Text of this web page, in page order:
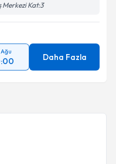
Merkezi Kat:3
Ağu
Daha Fazla